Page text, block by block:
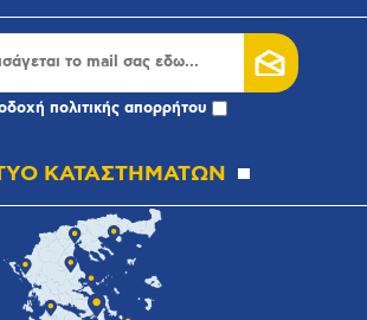
πολιτικής απορρήτου
ΚΑΤΑΣΤΗΜΑΤΩΝ